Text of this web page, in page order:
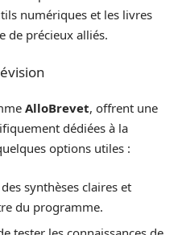
numériques et les livres
de précieux alliés.
AlloBrevet, offrent une
dédiées à la
options utiles :
synthèses claires et
du programme.